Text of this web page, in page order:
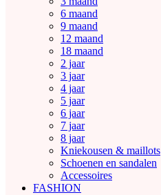
6 maand
9 maand
12 maand
18 maand
2 jaar
3 jaar
4 jaar
5 jaar
6 jaar
7 jaar
8 jaar
Kniekousen & maillots
Schoenen en sandalen
Accessoires
FASHION